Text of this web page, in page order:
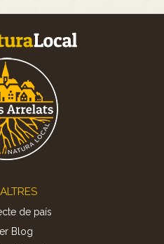
de país
Blog